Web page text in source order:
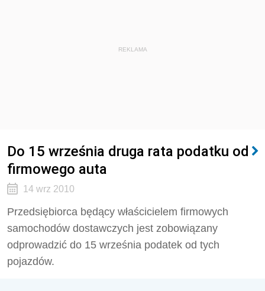
REKLAMA
Do 15 września druga rata podatku od
firmowego auta
14 wrz 2010
Przedsiębiorca będący właścicielem firmowych
samochodów dostawczych jest zobowiązany
odprowadzić do 15 września podatek od tych
pojazdów.